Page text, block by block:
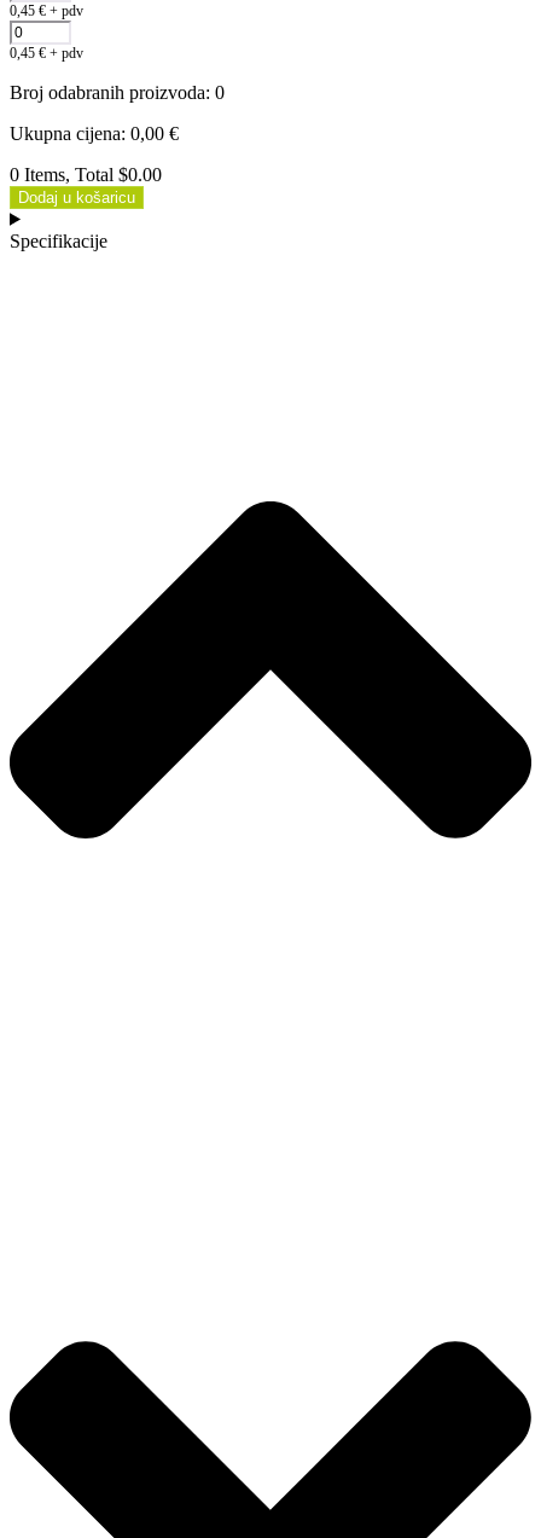
0,45 € + pdv
0,45 € + pdv
Broj odabranih proizvoda: 0
Ukupna cijena: 0,00 €
0 Items, Total $0.00
Dodaj u košaricu
Specifikacije